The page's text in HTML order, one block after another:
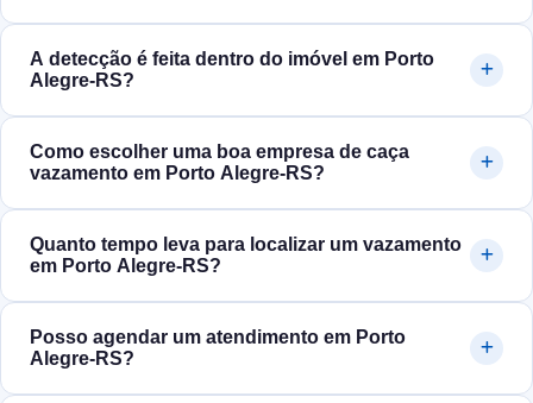
A detecção é feita dentro do imóvel em Porto
Alegre‑RS?
Como escolher uma boa empresa de caça
vazamento em Porto Alegre‑RS?
Quanto tempo leva para localizar um vazamento
em Porto Alegre‑RS?
Posso agendar um atendimento em Porto
Alegre‑RS?